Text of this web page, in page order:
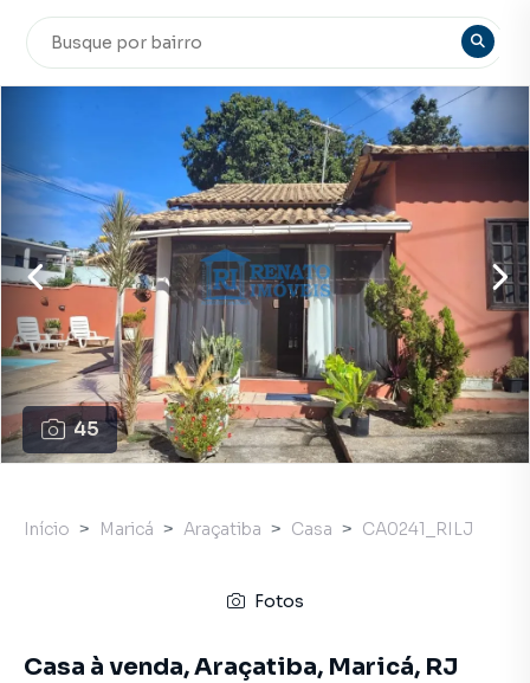
45
Início Maricá Araçatiba Casa CA0241_RILJ
Fotos
Casa à venda, Araçatiba, Maricá, RJ